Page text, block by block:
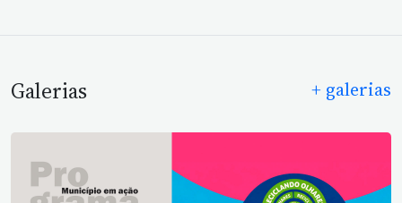
Galerias + galerias